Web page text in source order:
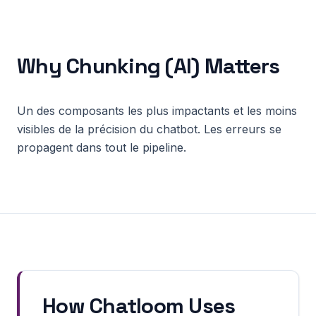
Why Chunking (AI) Matters
Un des composants les plus impactants et les moins
visibles de la précision du chatbot. Les erreurs se
propagent dans tout le pipeline.
How Chatloom Uses